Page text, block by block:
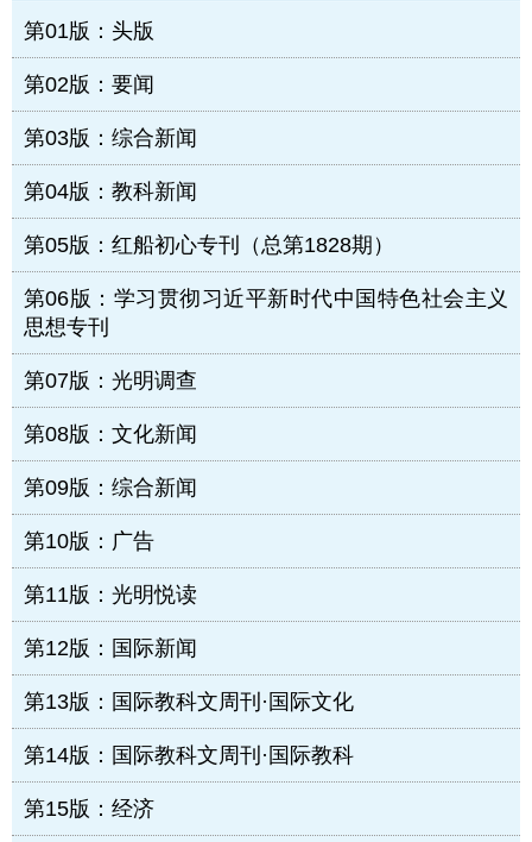
第01版：头版
第02版：要闻
第03版：综合新闻
第04版：教科新闻
第05版：红船初心专刊（总第1828期）
第06版：学习贯彻习近平新时代中国特色社会主义
思想专刊
第07版：光明调查
第08版：文化新闻
第09版：综合新闻
第10版：广告
第11版：光明悦读
第12版：国际新闻
第13版：国际教科文周刊·国际文化
第14版：国际教科文周刊·国际教科
第15版：经济